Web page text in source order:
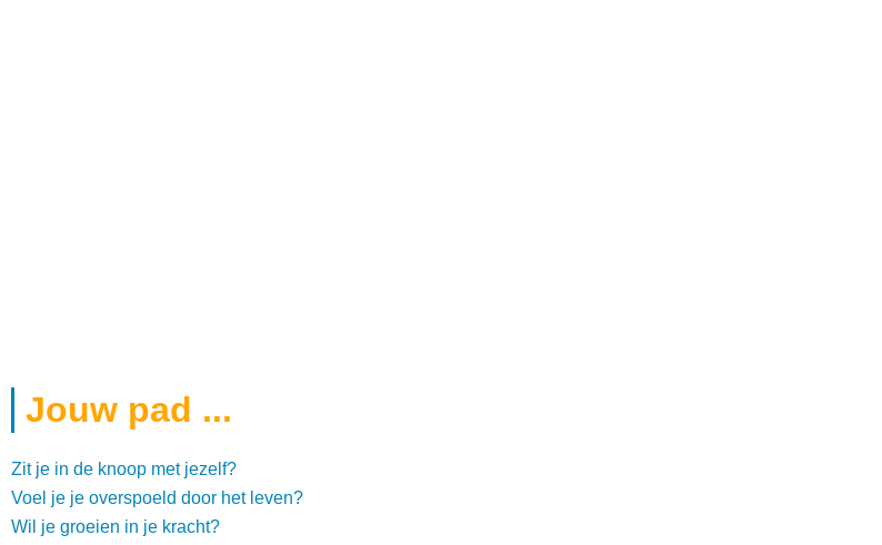
Jouw pad ...
Zit je in de knoop met jezelf?
Voel je je overspoeld door het leven?
Wil je groeien in je kracht?